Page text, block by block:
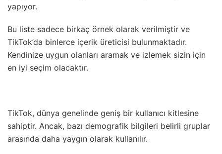
yapıyor.
Bu liste sadece birkaç örnek olarak verilmiştir ve
TikTok’da binlerce içerik üreticisi bulunmaktadır.
Kendinize uygun olanları aramak ve izlemek sizin için
en iyi seçim olacaktır.
TikTok, dünya genelinde geniş bir kullanıcı kitlesine
sahiptir. Ancak, bazı demografik bilgileri belirli gruplar
arasında daha yaygın olarak kullanılır.